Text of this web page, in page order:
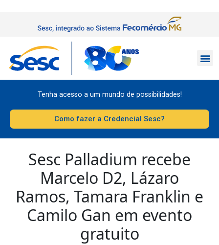
Tenha acesso a um mundo de possibilidades!
Como fazer a Credencial Sesc?
Sesc Palladium recebe
Marcelo D2, Lázaro
Ramos, Tamara Franklin e
Camilo Gan em evento
gratuito